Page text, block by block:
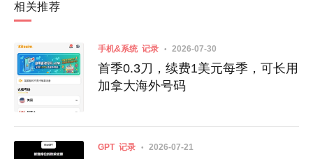
相关推荐
手机&系统 记录 2026-07-30
首季0.3刀，续费1美元每季，可长用
加拿大海外号码
GPT 记录 2026-07-21